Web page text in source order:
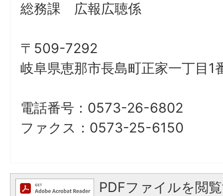
総務課 広報広聴係
〒509-7292
岐阜県恵那市長島町正家一丁目
電話番号：0573-26-6802
ファクス：0573-25-6150
PDFファイルを閲